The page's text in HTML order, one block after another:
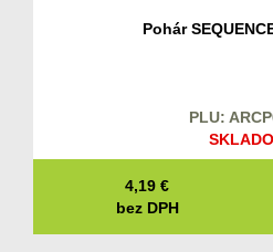
Pohár
PLU:
4,19 €
bez DPH